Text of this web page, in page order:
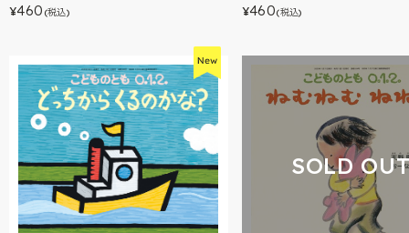
¥460 (税込) ¥460(税込)
SOLD